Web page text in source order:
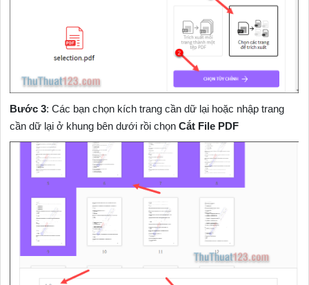
Bước 3: Các bạn chọn kích trang cần dữ lại hoặc nhập trang
cần dữ lại ở khung bên dưới rồi chọnCắt File PDF